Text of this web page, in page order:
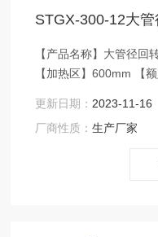
STGX-300-12大
【产品名称】大管径
【加热区】600mm 【额定温度】1200℃ 【电源电压】
转管式炉应用于高等院
验室高温热处理工艺，
更新日期： 2023-11-16
厂商性质：生产厂家